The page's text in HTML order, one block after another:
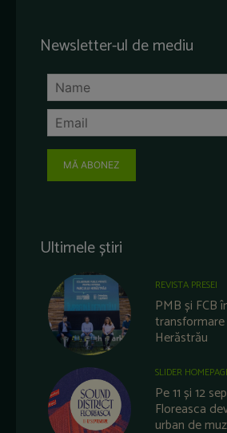
Newsletter-ul de mediu
MĂ ABONEZ
Ultimele știri
REVISTA PRESEI
PMB și FCB
Herăstrău
SLIDER
Pe 11 și 12
Floreasca
urban de